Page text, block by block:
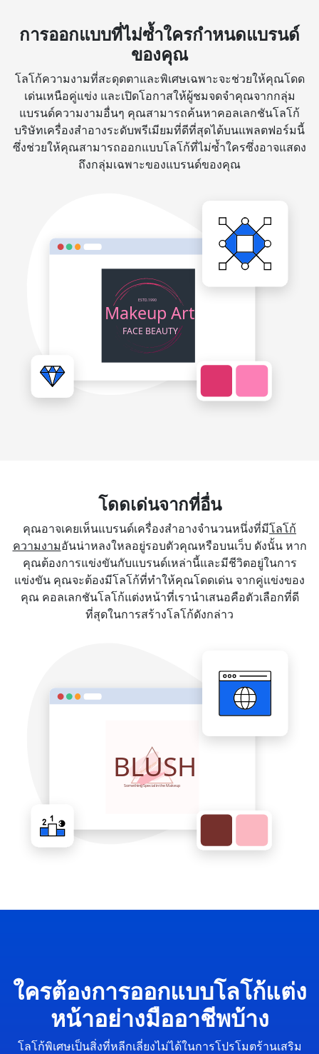
การออกแบบที่ไม่ซ้ำใครกำหนดแบรนด์
ของคุณ
โลโก้ความงามที่สะดุดตาและพิเศษเฉพาะจะช่วยให้คุณโดด
เด่นเหนือคู่แข่ง และเปิดโอกาสให้ผู้ชมจดจำคุณจากกลุ่ม
แบรนด์ความงามอื่นๆ คุณสามารถค้นหาคอลเลกชันโลโก้
บริษัทเครื่องสำอางระดับพรีเมียมที่ดีที่สุดได้บนแพลตฟอร์มนี้
ซึ่งช่วยให้คุณสามารถออกแบบโลโก้ที่ไม่ซ้ำใครซึ่งอาจแสดง
ถึงกลุ่มเฉพาะของแบรนด์ของคุณ
โดดเด่นจากที่อื่น
คุณอาจเคยเห็นแบรนด์เครื่องสำอางจำนวนหนึ่งที่มีโลโก้
ความงามอันน่าหลงใหลอยู่รอบตัวคุณหรือบนเว็บ ดังนั้น หาก
คุณต้องการแข่งขันกับแบรนด์เหล่านี้และมีชีวิตอยู่ในการ
แข่งขัน คุณจะต้องมีโลโก้ที่ทำให้คุณโดดเด่น จากคู่แข่งของ
คุณ คอลเลกชันโลโก้แต่งหน้าที่เรานำเสนอคือตัวเลือกที่ดี
ที่สุดในการสร้างโลโก้ดังกล่าว
ใครต้องการออกแบบโลโก้แต่ง
หน้าอย่างมืออาชีพบ้าง
โลโก้พิเศษเป็นสิ่งที่หลีกเลี่ยงไม่ได้ในการโปรโมตร้านเสริม